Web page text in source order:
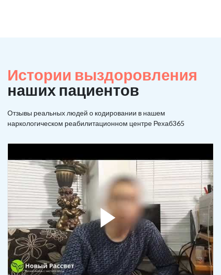
Истории выздоровления
наших пациентов
Отзывы реальных людей о кодировании в нашем
наркологическом реабилитационном центре Рехаб365